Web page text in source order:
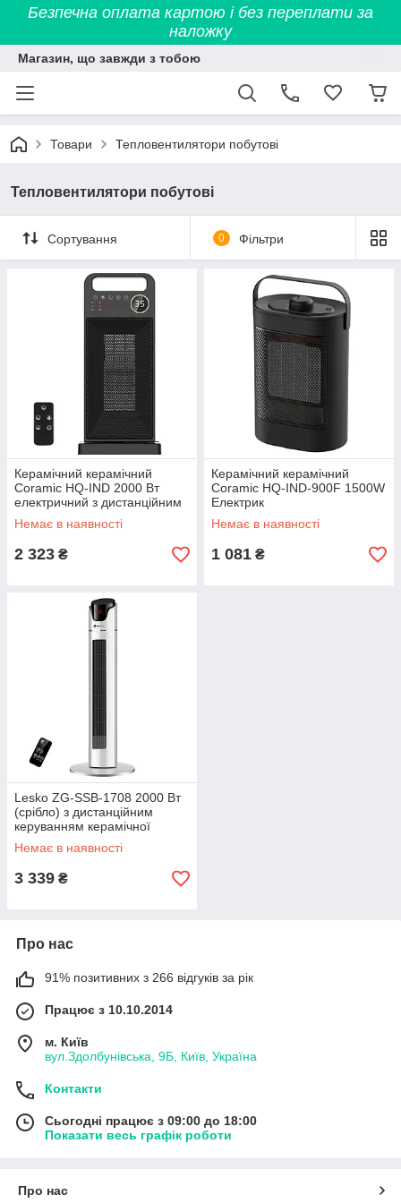
Безпечна оплата картою і без переплати за
наложку
Магазин, що завжди з тобою
Товари Тепловентилятори побутові
Тепловентилятори побутові
Сортування 0 Фільтри
Керамічний керамічний
Coramic HQ-IND 2000 Вт
електричний з дистанційним
керуванням та екраном
Немає в наявності
2 323 ₴
Керамічний керамічний
Coramic HQ-IND-900F 1500W
Електрик
Немає в наявності
1 081 ₴
Lesko ZG-SSB-1708 2000 Вт
(срібло) з дистанційним
керуванням керамічної
теплової кнопки сигарети
Немає в наявності
3 339 ₴
Про нас
91% позитивних з 266 відгуків за рік
Працює з 10.10.2014
м. Київ
вул.Здолбунівська, 9Б, Київ, Україна
Контакти
Сьогодні працює з 09:00 до 18:00
Показати весь графік роботи
Про нас